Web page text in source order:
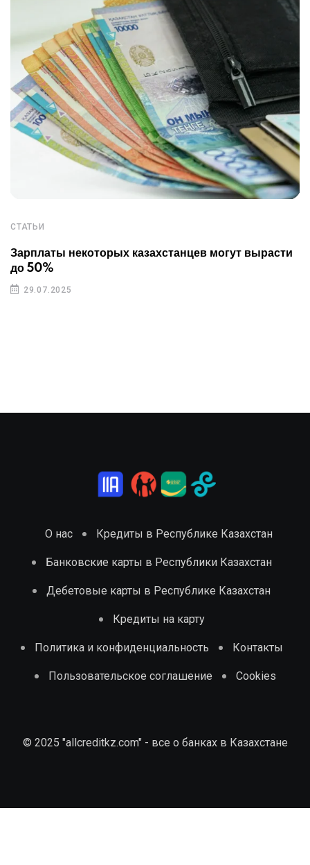
СТАТЬИ
Зарплаты некоторых казахстанцев могут вырасти
до 50%
29.07.2025
О нас Кредиты в Республике Казахстан
Банковские карты в Республики Казахстан
Дебетовые карты в Республике Казахстан
Кредиты на карту
Политика и конфиденциальность Контакты
Пользовательское соглашение Cookies
© 2025 "allcreditkz.com" - все о банках в Казахстане